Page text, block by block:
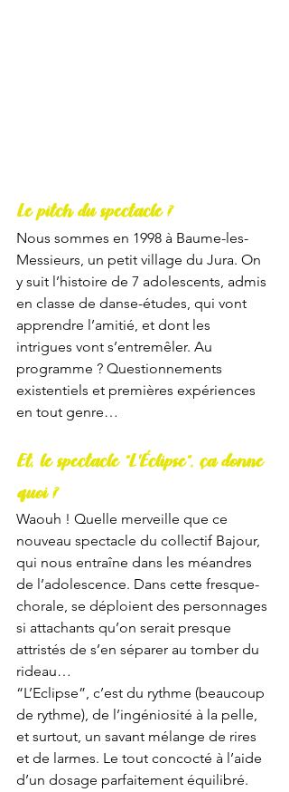
Le pitch du spectacle ?
Nous sommes en 1998 à Baume-les-
Messieurs, un petit village du Jura. On
y suit l’histoire de 7 adolescents, admis
en classe de danse-études, qui vont
apprendre l’amitié, et dont les
intrigues vont s’entremêler. Au
programme ? Questionnements
existentiels et premières expériences
en tout genre…
Et, le spectacle “L'Éclipse”, ça donne
quoi ?
Waouh ! Quelle merveille que ce
nouveau spectacle du collectif Bajour,
qui nous entraîne dans les méandres
de l’adolescence. Dans cette fresque-
chorale, se déploient des personnages
si attachants qu’on serait presque
attristés de s’en séparer au tomber du
rideau…
“L’Eclipse”, c’est du rythme (beaucoup
de rythme), de l’ingéniosité à la pelle,
et surtout, un savant mélange de rires
et de larmes. Le tout concocté à l’aide
d’un dosage parfaitement équilibré.